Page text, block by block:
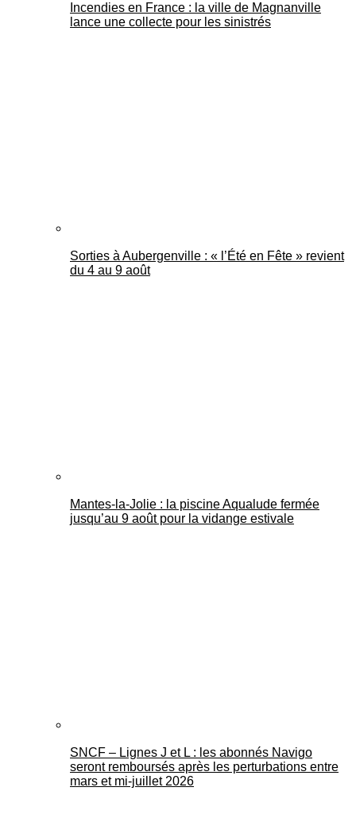
Incendies en France : la ville de Magnanville
lance une collecte pour les sinistrés
Sorties à Aubergenville : « l’Été en Fête » revient
du 4 au 9 août
Mantes-la-Jolie : la piscine Aqualude fermée
jusqu’au 9 août pour la vidange estivale
SNCF – Lignes J et L : les abonnés Navigo
seront remboursés après les perturbations entre
mars et mi-juillet 2026